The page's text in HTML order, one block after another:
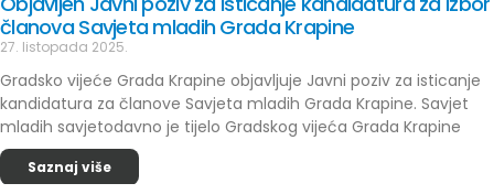
članova Savjeta mladih Grada Krapine
27. listopada 2025.
Gradsko vijeće Grada Krapine objavljuje Javni poziv za isticanje
kandidatura za članove Savjeta mladih Grada Krapine. Savjet
mladih savjetodavno je tijelo Gradskog vijeća Grada Krapine
Saznaj više